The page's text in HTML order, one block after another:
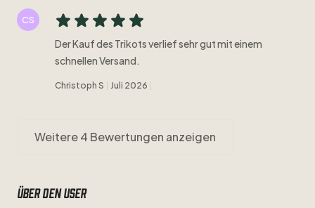
CS
Der Kauf des Trikots verlief sehr gut mit einem
schnellen Versand.
Christoph S Juli 2026
Weitere 4 Bewertungen anzeigen
Über den user